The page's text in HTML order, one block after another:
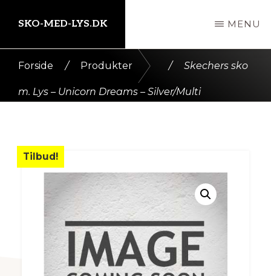
indhold
SKO-MED-LYS.DK MENU
Forside / Produkter / Skechers sko
m. Lys – Unicorn Dreams – Silver/Multi
Tilbud!